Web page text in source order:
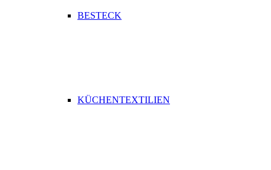
BESTECK
KÜCHENTEXTILIEN